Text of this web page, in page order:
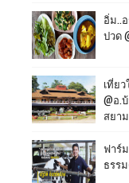
อิ่ม..
ปวด
เที่ย
@อ.
สยา
ฟาร์
ธรร